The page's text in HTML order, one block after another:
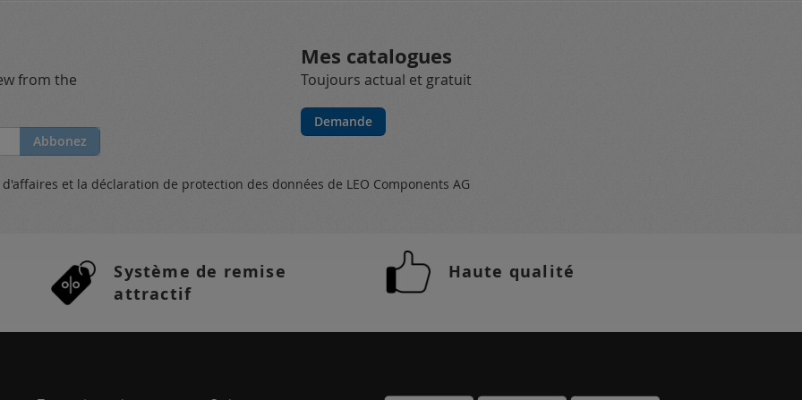
from the
Abbonez
Mes catalogues
Toujours actual et gratuit
Demande
d'affaires et la déclaration de protection des données de LEO Components AG
Système de remise
attractif
Haute qualité